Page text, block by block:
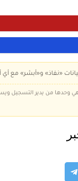
«نفاذ» و«أبشر» مع أي
وحدها من يدير التسجيل